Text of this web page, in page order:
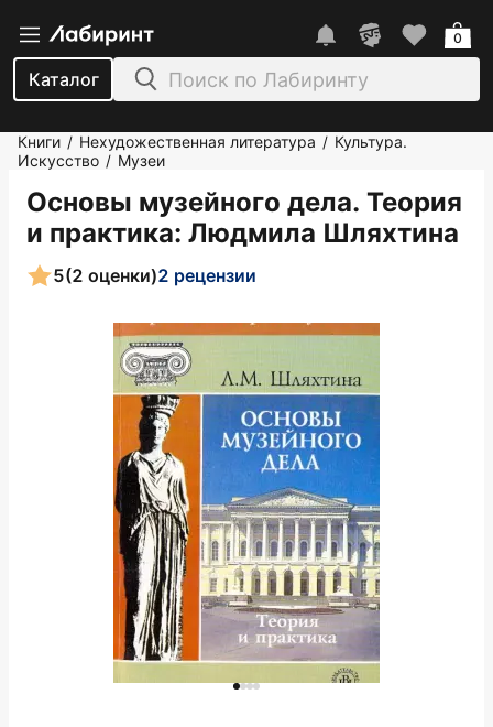
Каталог
0
Книги / Нехудожественная литература / Культура.
Искусство / Музеи
Основы музейного дела. Теория
и практика: Людмила Шляхтина
5(2 оценки)2 рецензии